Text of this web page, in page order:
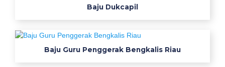
Baju Dukcapil
Baju Guru Penggerak Bengkalis Riau